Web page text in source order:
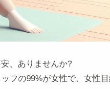
、ありませんか?
フの99%が女性で、女性